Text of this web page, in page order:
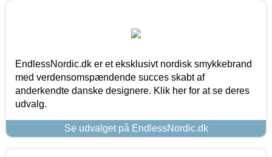
EndlessNordic.dk er et eksklusivt nordisk smykkebrand
med verdensomspændende succes skabt af
anderkendte danske designere. Klik her for at se deres
udvalg.
Se udvalget på EndlessNordic.dk